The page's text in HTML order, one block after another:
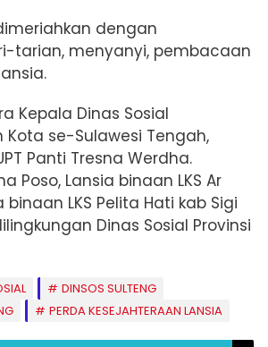
dengan
tarian, menyanyi, pembacaan
Kepala Dinas Sosial
se-Sulawesi Tengah,
Panti Tresna Werdha.
Poso, Lansia binaan LKS Ar
binaan LKS Pelita Hati kab Sigi
Dinas Sosial Provinsi
DINSOS SULTENG
PERDA KESEJAHTERAAN LANSIA